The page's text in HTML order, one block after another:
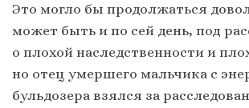
Это могло бы продолжаться
может быть и по сей день, под
о плохой наследственности и
но отец умершего мальчика с
бульдозера взялся за